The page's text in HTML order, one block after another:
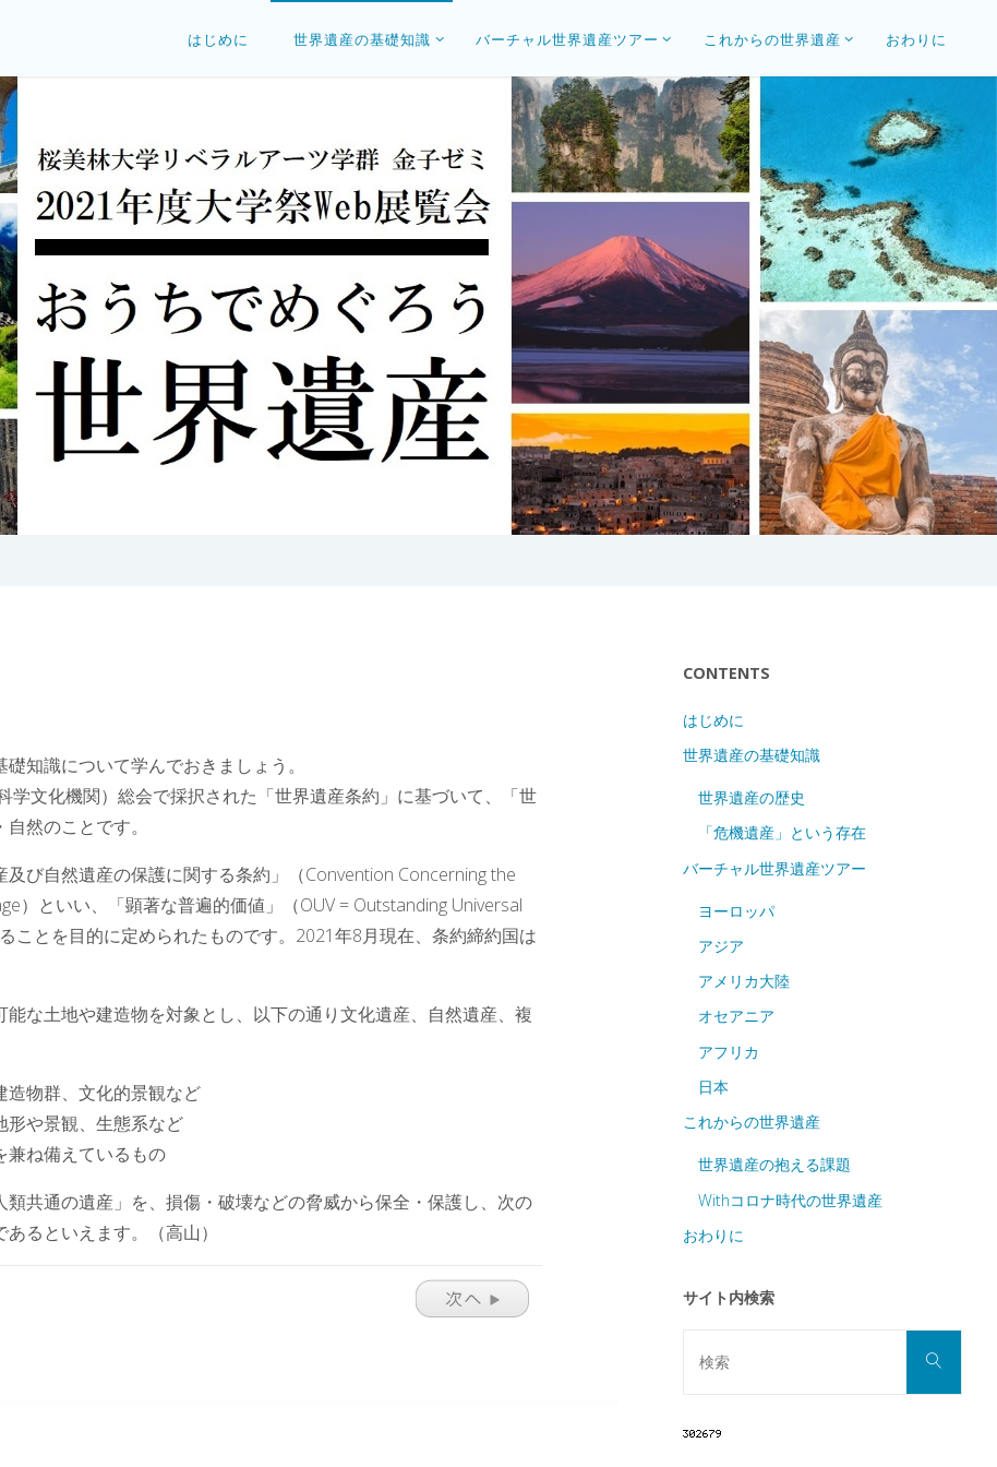
はじめに 世界遺産の基礎知識 バーチャル世界遺産ツアー これからの世界遺産 おわりに
知識について学んでおきましょう。
文化機関）総会で採択された「世界遺産条約」に基づいて、「世
然のことです。
び自然遺産の保護に関する条約」（Convention Concerning the
）といい、「顕著な普遍的価値」（OUV = Outstanding Universal
ことを目的に定められたものです。2021年8月現在、条約締約国は
な土地や建造物を対象とし、以下の通り文化遺産、自然遺産、複
物群、文化的景観など
形や景観、生態系など
兼ね備えているもの
共通の遺産」を、損傷・破壊などの脅威から保全・保護し、次の
るといえます。（高山）
CONTENTS
はじめに
世界遺産の基礎知識
世界遺産の歴史
「危機遺産」という存在
バーチャル世界遺産ツアー
ヨーロッパ
アジア
アメリカ大陸
オセアニア
アフリカ
日本
これからの世界遺産
世界遺産の抱える課題
Withコロナ時代の世界遺産
おわりに
サイト内検索
対
検